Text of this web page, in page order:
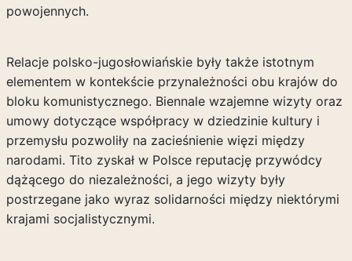
powojennych.
Relacje polsko-jugosłowiańskie były także istotnym
elementem w kontekście przynależności obu krajów do
bloku komunistycznego. Biennale wzajemne wizyty oraz
umowy dotyczące współpracy w dziedzinie kultury i
przemysłu pozwoliły na zacieśnienie więzi między
narodami. Tito zyskał w Polsce reputację przywódcy
dążącego do niezależności, a jego wizyty były
postrzegane jako wyraz solidarności między niektórymi
krajami socjalistycznymi.